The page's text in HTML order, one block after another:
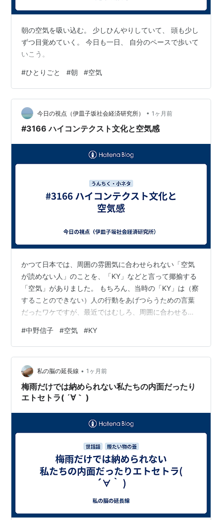
朝の空気を吸い込む。 少しひんやりしていて、 頭も少し
ずつ目覚めていく。 今日も一日、 自分のペースで歩いて
いこう。
#ひとりごと #朝 #空気
今日の視点（伊皿子坂社会経済研究所） • 1ヶ月前
#3166 ハイコンテクスト文化と空気感
かつて日本では、周囲の雰囲気に合わせられない「空気
が読めない人」のことを、「KY」などと言って揶揄する
「空気」がありました。 もちろん、当時の「KY」は（察
することのできない）人の行動をあげつらうための言葉
だったワケですが、最近ではむしろ、周囲に合わせるこ
扱う文脈が増えてきているような気がします。 この10年
余りのうちに、きっと世の中の方がそれだけ変わってき
たということなのでしょう。 リクルートワークス研究所
が2024年に行った調査によると、日本の会社員の74.2%
が「周囲と異なる意見を述べることに抵抗がある」と回
答している由。この数値は（およ…
#中野信子 #空気 #KY
私の脳の延長線 • 1ヶ月前
梅雨だけでは納められない私たちの内面だったり
エトセトラ( ´∀｀ )